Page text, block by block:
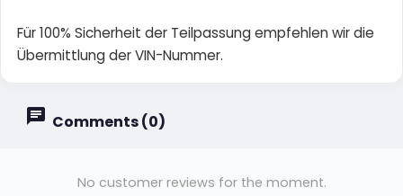
Für 100% Sicherheit der Teilpassung empfehlen wir die
Übermittlung der VIN-Nummer.
Comments (0)
No customer reviews for the moment.